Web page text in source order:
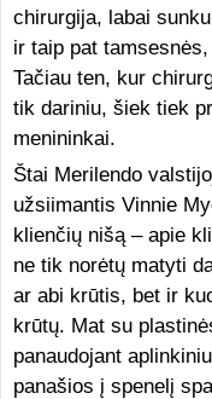
chirurgija, labai
ir taip pat
Tačiau ten, kur
tik dariniu, šiek tiek
menininkai.
Štai Merilendo
užsiimantis Vinnie
klienčių nišą – apie
ne tik norėtų matyti
ar abi krūtis, bet ir
krūtų. Mat su
panaudojant
panašios į spenelį